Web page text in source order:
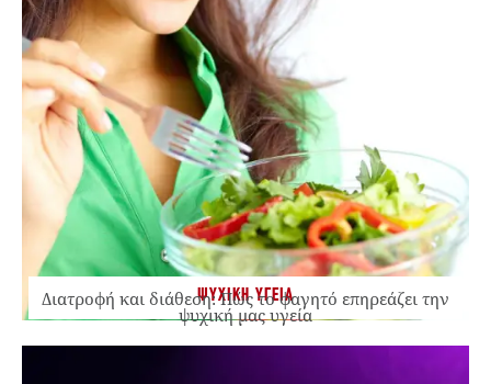
ΨΥΧΙΚΗ ΥΓΕΙΑ
Διατροφή και διάθεση: Πώς το φαγητό επηρεάζει την
ψυχική μας υγεία